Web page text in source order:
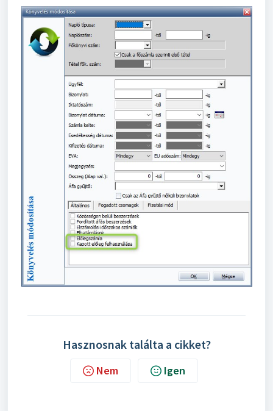
Hasznosnak találta a cikket?
Nem Igen